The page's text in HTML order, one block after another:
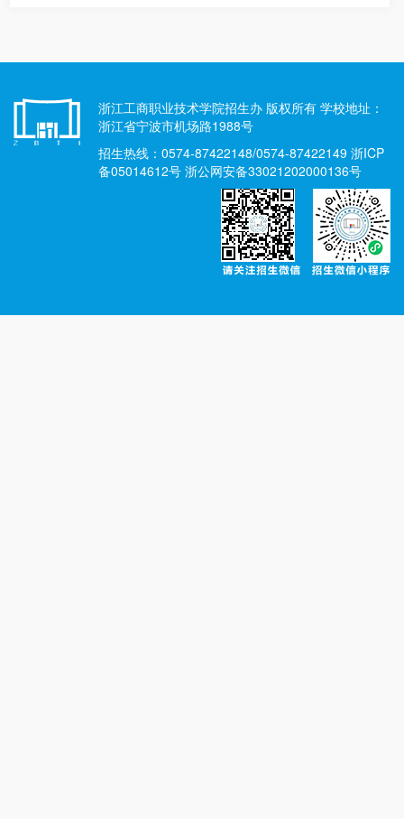
浙江工商职业技术学院招生办 版权所有 学校地址：
浙江省宁波市机场路1988号
招生热线：0574-87422148/0574-87422149 浙ICP
备05014612号 浙公网安备33021202000136号